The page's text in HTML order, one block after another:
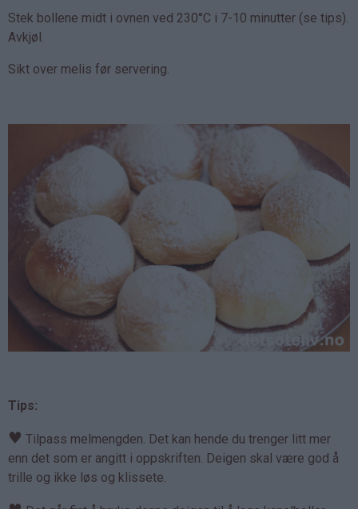
Stek bollene midt i ovnen ved 230°C i 7-10 minutter (se tips).
Avkjøl.
Sikt over melis før servering.
Tips:
♥ Tilpass melmengden. Det kan hende du trenger litt mer
enn det som er angitt i oppskriften. Deigen skal være god å
trille og ikke løs og klissete.